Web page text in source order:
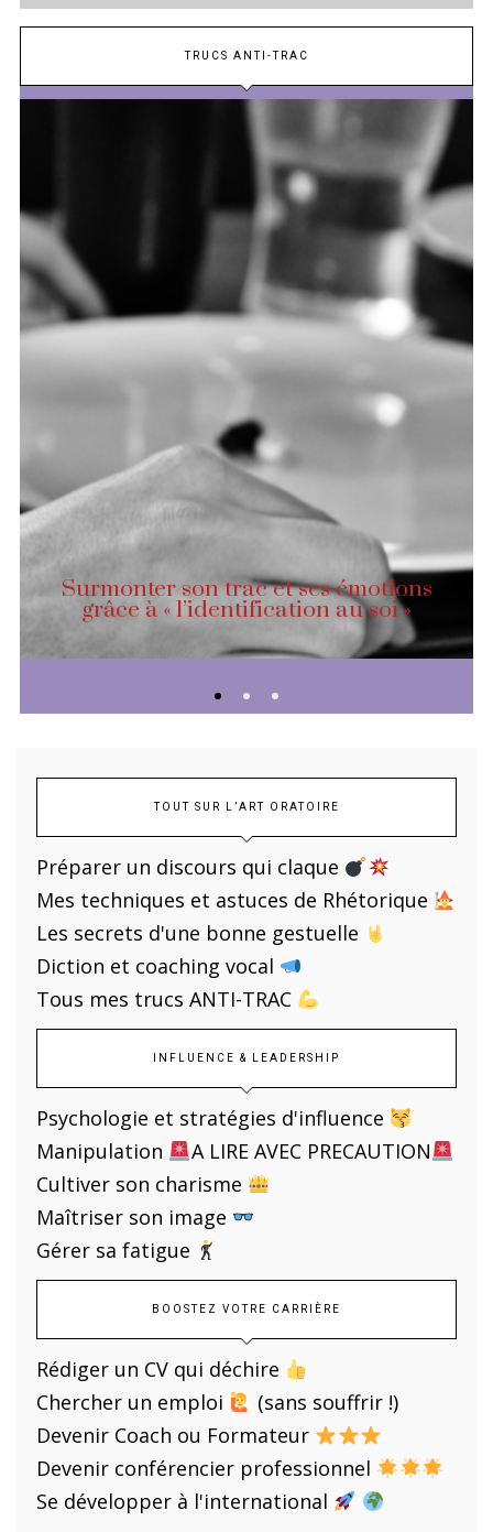
TRUCS ANTI-TRAC
Surmonter son trac et ses émotions
grâce à « l’identification au soi »
TOUT SUR L’ART ORATOIRE
Préparer un discours qui claque
Mes techniques et astuces de Rhétorique
Les secrets d'une bonne gestuelle
Diction et coaching vocal
Tous mes trucs ANTI-TRAC
INFLUENCE & LEADERSHIP
Psychologie et stratégies d'influence
Manipulation
A LIRE AVEC PRECAUTION
Cultiver son charisme
Maîtriser son image
Gérer sa fatigue
BOOSTEZ VOTRE CARRIÈRE
Rédiger un CV qui déchire
Chercher un emploi
(sans souffrir !)
Devenir Coach ou Formateur
Devenir conférencier professionnel
Se développer à l'international